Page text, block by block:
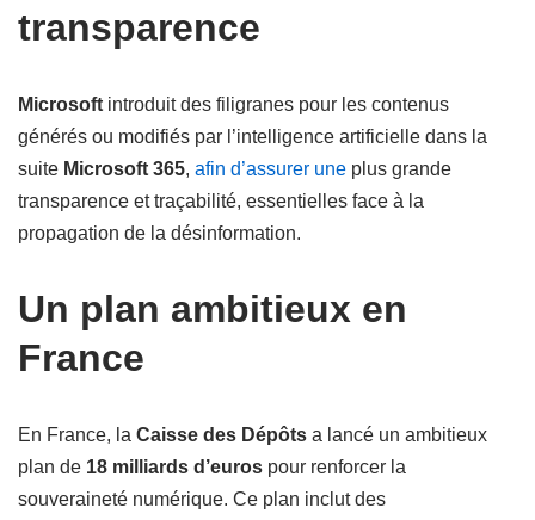
transparence
Microsoft introduit des filigranes pour les contenus
générés ou modifiés par l’intelligence artificielle dans la
suite Microsoft 365, afin d’assurer une plus grande
transparence et traçabilité, essentielles face à la
propagation de la désinformation.
Un plan ambitieux en
France
En France, la Caisse des Dépôts a lancé un ambitieux
plan de 18 milliards d’euros pour renforcer la
souveraineté numérique. Ce plan inclut des